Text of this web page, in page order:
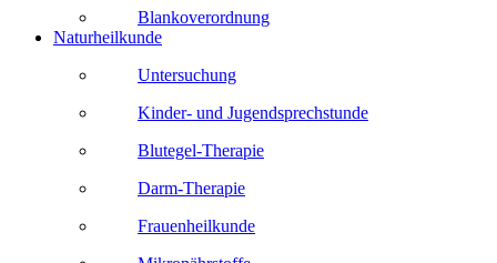
Blankoverordnung
Naturheilkunde
Untersuchung
Kinder- und Jugendsprechstunde
Blutegel-Therapie
Darm-Therapie
Frauenheilkunde